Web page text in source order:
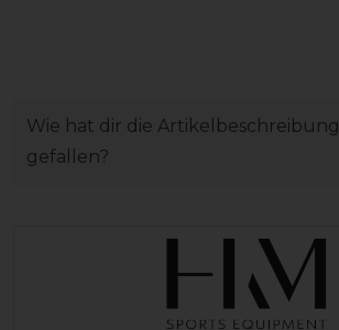
Wie hat dir die Artikelbeschreibung
gefallen?